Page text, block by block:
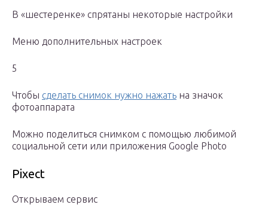
В «шестеренке» спрятаны некоторые настройки
Меню дополнительных настроек
5
Чтобы сделать снимок нужно нажать на значок
фотоаппарата
Можно поделиться снимком с помощью любимой
социальной сети или приложения Google Photo
Pixect
Открываем сервис